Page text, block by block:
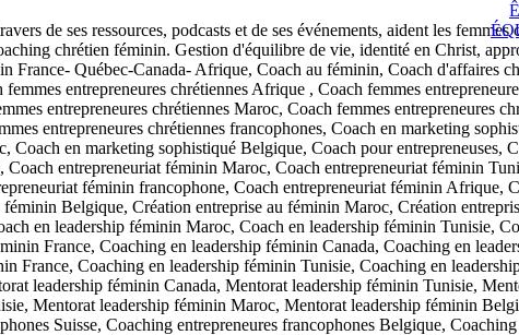
de ses ressources, podcasts et de ses événements, aident les
chrétien féminin. Gestion d'équilibre de vie, identité en Christ,
Québec-Canada- Afrique, Coach au féminin, Coach d'affaires
entrepreneures chrétiennes Afrique , Coach femmes
entrepreneures chrétiennes Maroc, Coach femmes entrepreneures
entrepreneures chrétiennes francophones, Coach en marketing
en marketing sophistiqué Belgique, Coach pour entrepreneuses,
entrepreneuriat féminin Maroc, Coach entrepreneuriat féminin
féminin francophone, Coach entrepreneuriat féminin Afrique,
Belgique, Création entreprise au féminin Maroc, Création
en leadership féminin Maroc, Coach en leadership féminin Tunisie,
France, Coaching en leadership féminin Canada, Coaching en
France, Coaching en leadership féminin Tunisie, Coaching en
leadership féminin Canada, Mentorat leadership féminin Tunisie,
Mentorat leadership féminin Maroc, Mentorat leadership féminin
Suisse, Coaching entrepreneures francophones Belgique,